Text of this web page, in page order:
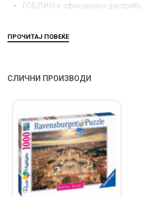
ГОБЛИН е официјален
СЛИЧНИ ПРОИЗВОДИ